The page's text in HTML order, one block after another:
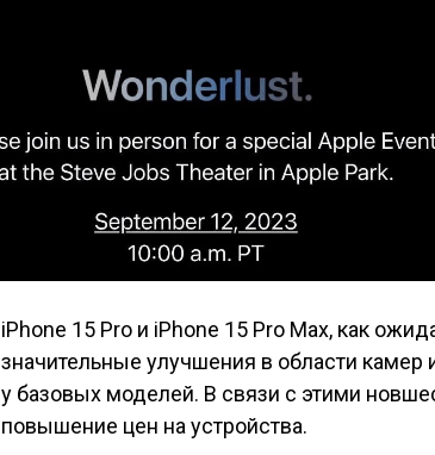
iPhone 15 Pro и iPhone 15 Pro Max, как
значительные улучшения в области
у базовых моделей. В связи с этими
повышение цен на устройства.